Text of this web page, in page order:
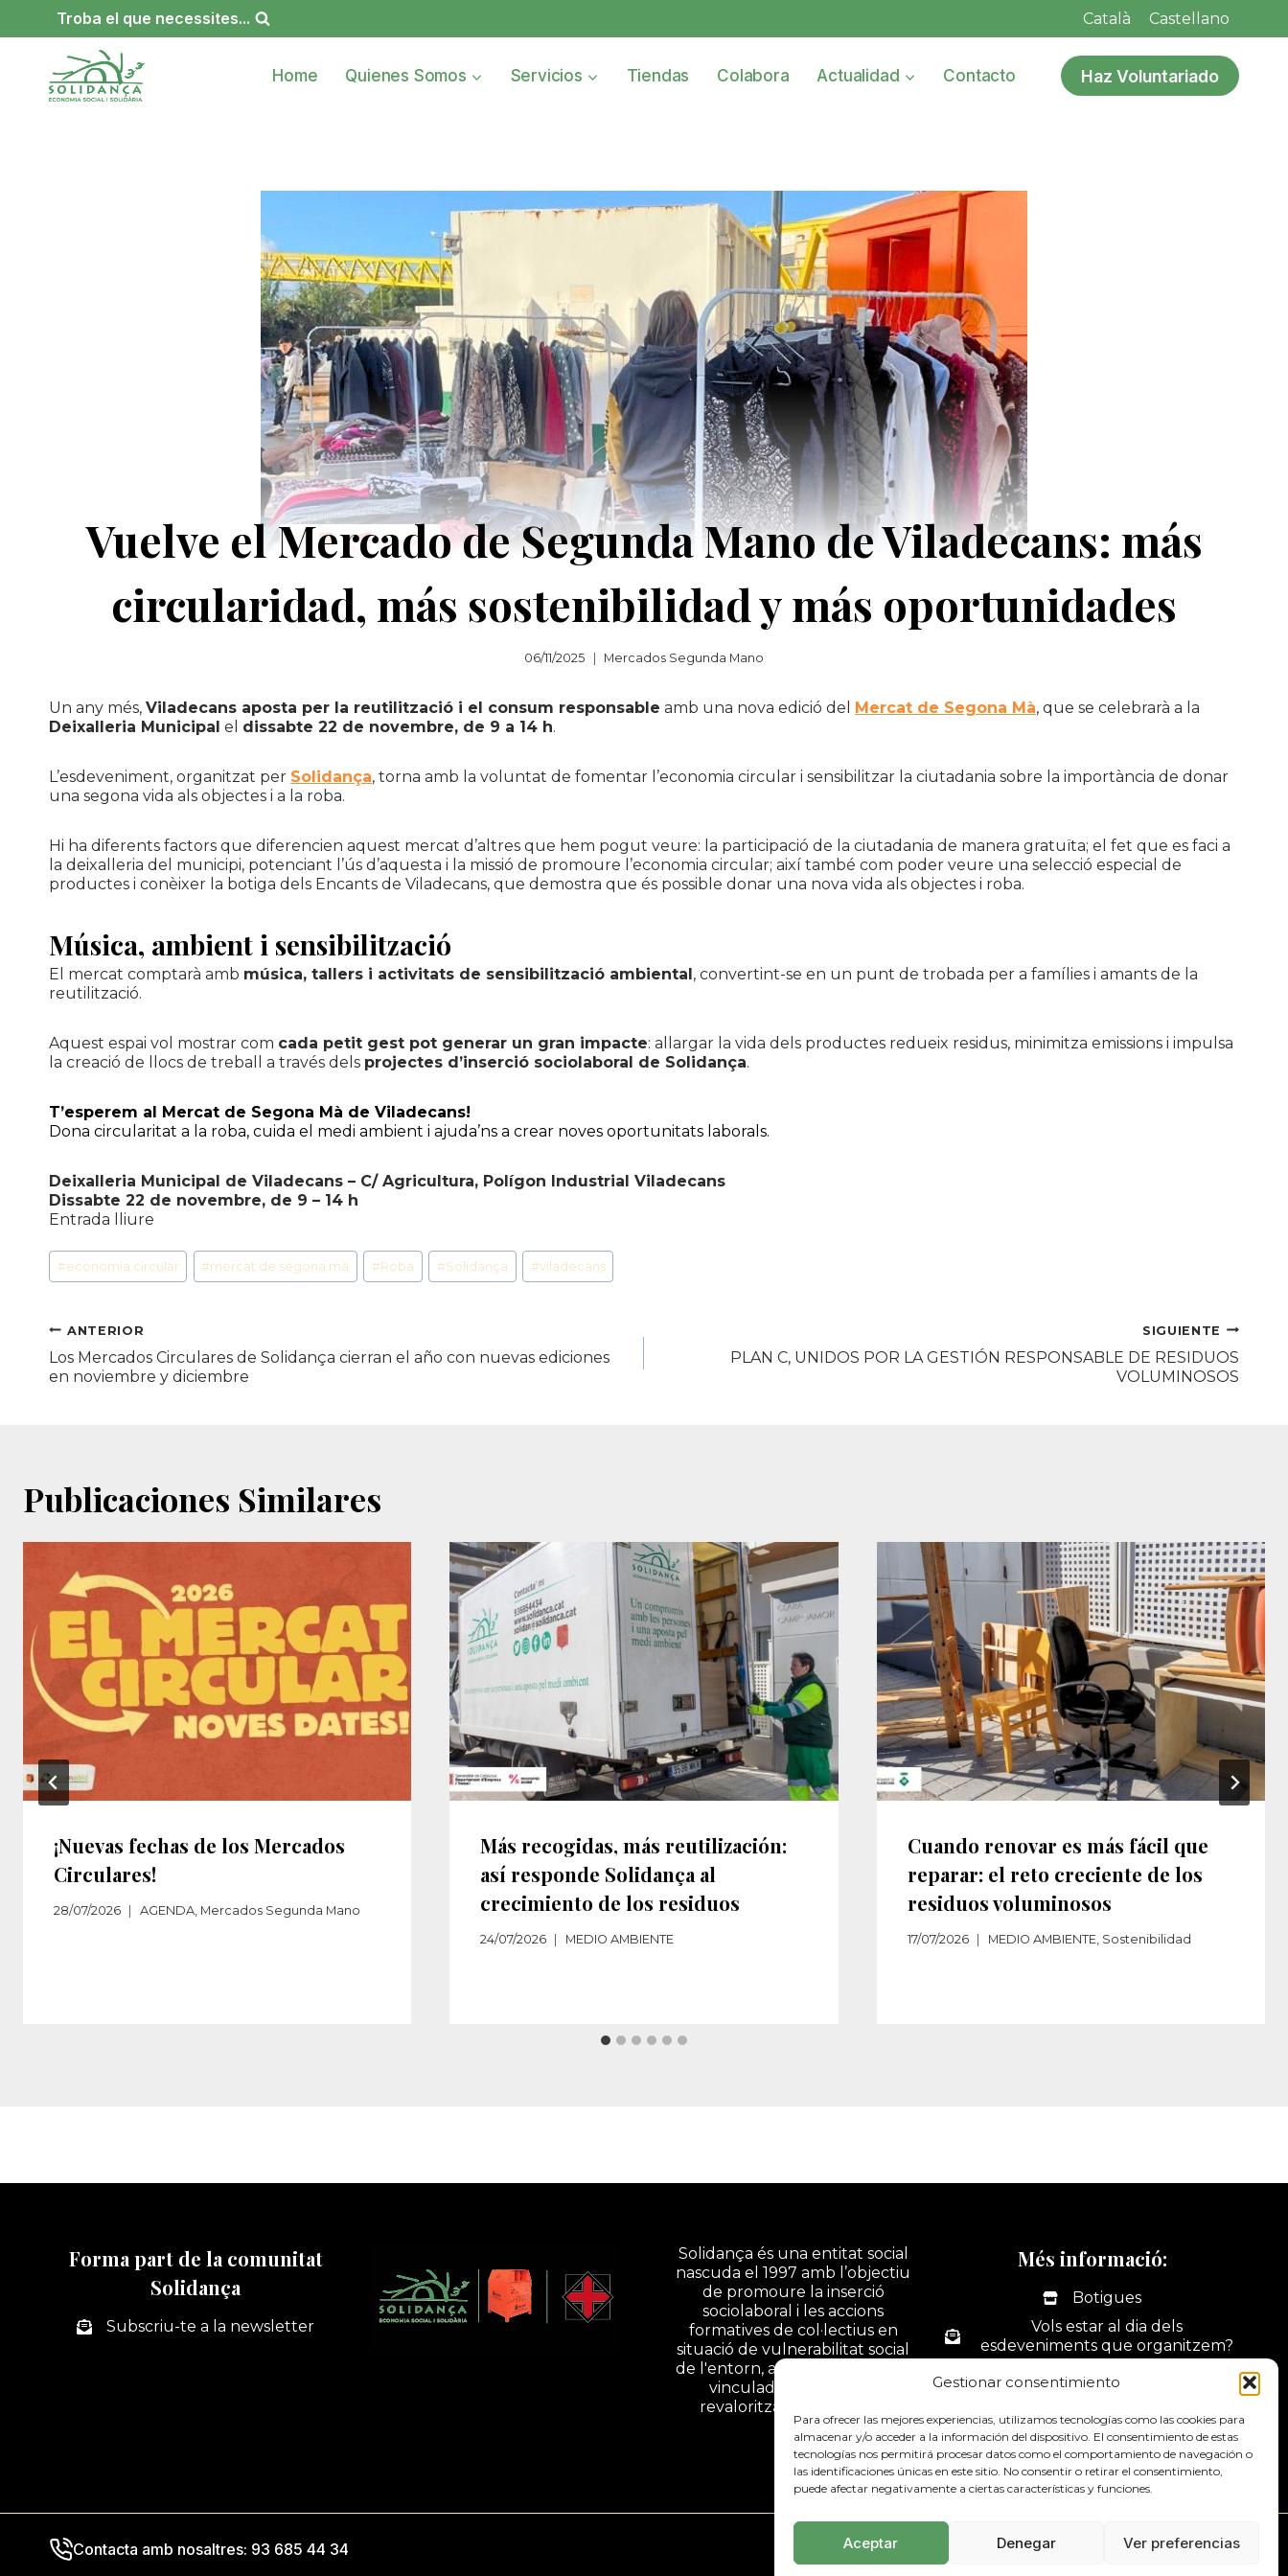
Gestionar consentimiento
Para ofrecer las mejores experiencias, utilizamos tecnologías como las cookies para
almacenar y/o acceder a la información del dispositivo. El consentimiento de estas
tecnologías nos permitirá procesar datos como el comportamiento de navegación o
las identificaciones únicas en este sitio. No consentir o retirar el consentimiento,
puede afectar negativamente a ciertas características y funciones.
Aceptar Denegar Ver preferencias
Troba el que necessites... Català Castellano
Home Quienes Somos Servicios Tiendas Colabora Actualidad Contacto Haz Voluntariado
Vuelve el Mercado de Segunda Mano de Viladecans: más
circularidad, más sostenibilidad y más oportunidades
06/11/2025 Mercados Segunda Mano
Un any més, Viladecans aposta per la reutilització i el consum responsable amb una nova edició del Mercat de Segona Mà, que se celebrarà a la
Deixalleria Municipal el dissabte 22 de novembre, de 9 a 14 h.
L’esdeveniment, organitzat per Solidança, torna amb la voluntat de fomentar l’economia circular i sensibilitzar la ciutadania sobre la importància de donar
una segona vida als objectes i a la roba.
Hi ha diferents factors que diferencien aquest mercat d’altres que hem pogut veure: la participació de la ciutadania de manera gratuïta; el fet que es faci a
la deixalleria del municipi, potenciant l’ús d’aquesta i la missió de promoure l’economia circular; així també com poder veure una selecció especial de
productes i conèixer la botiga dels Encants de Viladecans, que demostra que és possible donar una nova vida als objectes i roba.
Música, ambient i sensibilització
El mercat comptarà amb música, tallers i activitats de sensibilització ambiental, convertint-se en un punt de trobada per a famílies i amants de la
reutilització.
Aquest espai vol mostrar com cada petit gest pot generar un gran impacte: allargar la vida dels productes redueix residus, minimitza emissions i impulsa
la creació de llocs de treball a través dels projectes d’inserció sociolaboral de Solidança.
T’esperem al Mercat de Segona Mà de Viladecans!
Dona circularitat a la roba, cuida el medi ambient i ajuda’ns a crear noves oportunitats laborals.
Deixalleria Municipal de Viladecans – C/ Agricultura, Polígon Industrial Viladecans
Dissabte 22 de novembre, de 9 – 14 h
Entrada lliure
Etiquetas
de
#economia circular #mercat de segona mà #Roba #Solidança #viladecans
Navegación
de
ANTERIOR
Los Mercados Circulares de Solidança cierran el año con nuevas ediciones
en noviembre y diciembre
SIGUIENTE
PLAN C, UNIDOS POR LA GESTIÓN RESPONSABLE DE RESIDUOS
VOLUMINOSOS
Publicaciones Similares
¡Nuevas fechas de los Mercados
Circulares!
28/07/2026 AGENDA Mercados Segunda Mano
Más recogidas, más reutilización:
así responde Solidança al
crecimiento de los residuos‌
24/07/2026 MEDIO AMBIENTE
Cuando renovar es más fácil que
reparar: el reto creciente de los
residuos voluminosos
17/07/2026 MEDIO AMBIENTE, Sostenibilidad
Forma part de la comunitat
Solidança
Subscriu-te a la newsletter
Solidança és una entitat social
nascuda el 1997 amb l’objectiu
de promoure la inserció
sociolaboral i les accions
formatives de col·lectius en
situació de vulnerabilitat social
de l'entorn, a través d'activitats
vinculades a la gestió i
revalorització de residus.
Més informació:
Botigues
Vols estar al dia dels
esdeveniments que organitzem?
La nostra botiga online
Contacte
Canal de denúncies
Contacta amb nosaltres: 93 685 44 34